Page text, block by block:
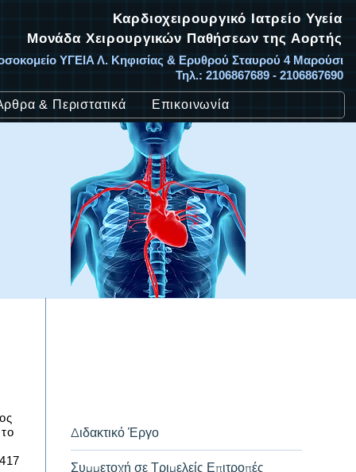
Καρδιοχειρουργικό Ιατρείο Υγεία
Μονάδα Χειρουργικών Παθήσεων της Αορτής
ΥΓΕΙΑ Λ. Κηφισίας & Ερυθρού Σταυρού 4 Μαρούσι
Τηλ.: 2106867689 - 2106867690
& Περιστατικά Επικοινωνία
Διδακτικό Έργο
Συμμετοχή σε Τριμελείς Επιτροπές